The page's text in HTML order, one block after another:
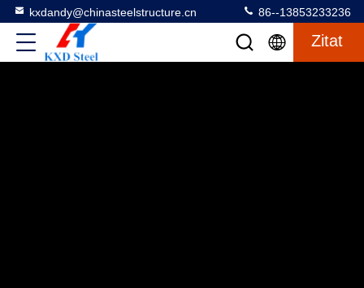
kxdandy@chinasteelstructure.cn 86--13853233236
Zitat